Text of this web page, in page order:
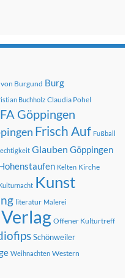
Burgund Burg
Buchholz Claudia Pohel
FA Göppingen
Frisch Auf Fußball
Glauben Göppingen
Kelten Kirche
Kunst
literatur Malerei
Offener Kulturtreff
Schönweiler
Weihnachten Western